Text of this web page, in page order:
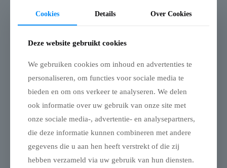
Voedingsadvies:
Inhoud:650gr
Gerelateerde producten
Cookies Details Over Cookies
Deze website gebruikt cookies
We gebruiken cookies om inhoud en advertenties te
personaliseren, om functies voor sociale media te
bieden en om ons verkeer te analyseren. We delen
ook informatie over uw gebruik van onze site met
onze sociale media-, advertentie- en analysepartners,
die deze informatie kunnen combineren met andere
gegevens die u aan hen heeft verstrekt of die zij
hebben verzameld via uw gebruik van hun diensten.